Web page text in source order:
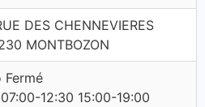
DES CHENNEVIERES
MONTBOZON
Fermé
12:30 15:00-19:00